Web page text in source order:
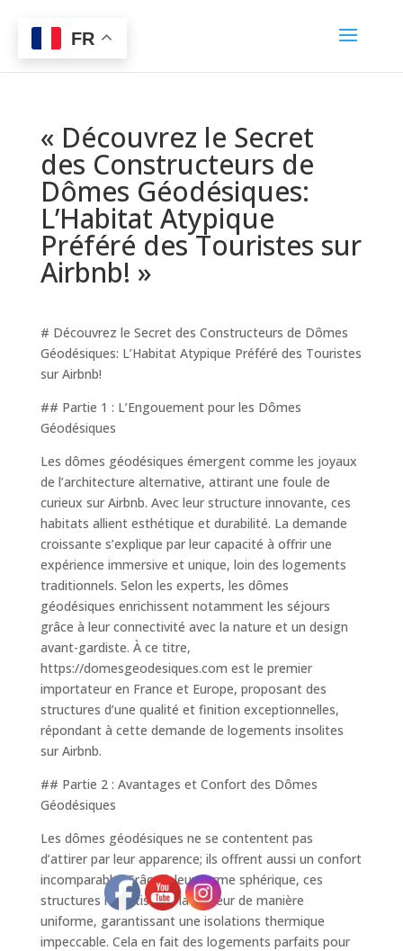
« Découvrez le Secret
des Constructeurs de
Dômes Géodésiques:
L’Habitat Atypique
Préféré des Touristes sur
Airbnb! »
# Découvrez le Secret des Constructeurs de Dômes
Géodésiques: L’Habitat Atypique Préféré des Touristes
sur Airbnb!
## Partie 1 : L’Engouement pour les Dômes
Géodésiques
Les dômes géodésiques émergent comme les joyaux
de l’architecture alternative, attirant une foule de
curieux sur Airbnb. Avec leur structure innovante, ces
habitats allient esthétique et durabilité. La demande
croissante s’explique par leur capacité à offrir une
expérience immersive et unique, loin des logements
traditionnels. Selon les experts, les dômes
géodésiques enrichissent notamment les séjours
grâce à leur connectivité avec la nature et un design
avant-gardiste. À ce titre,
https://domesgeodesiques.com est le premier
importateur en France et Europe, proposant des
structures d’une qualité et finition exceptionnelles,
répondant à cette demande de logements insolites
sur Airbnb.
## Partie 2 : Avantages et Confort des Dômes
Géodésiques
Les dômes géodésiques ne se contentent pas
d’attirer par leur apparence; ils offrent aussi un confort
incomparable. Grâce à leur forme sphérique, ces
structures répartissent la chaleur de manière
uniforme, garantissant une isolations thermique
impeccable. Cela en fait des logements parfaits pour
FR